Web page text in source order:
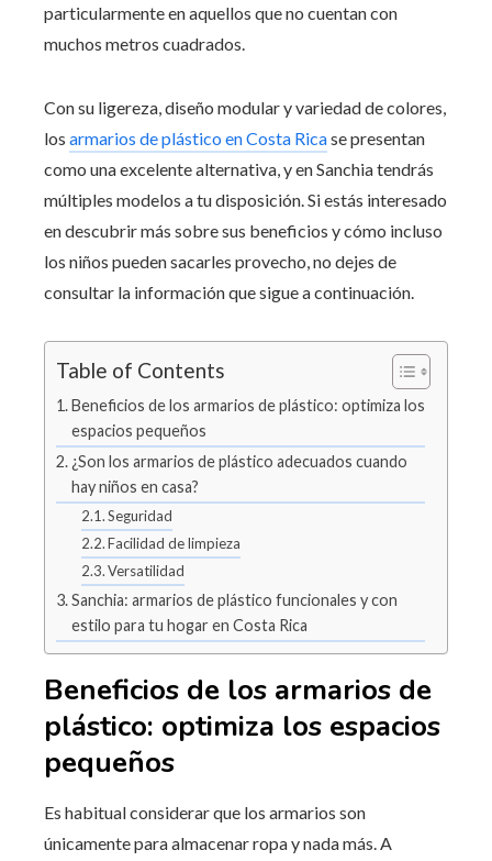
particularmente en aquellos que no cuentan con
muchos metros cuadrados.
Con su ligereza, diseño modular y variedad de colores,
los armarios de plástico en Costa Ricase presentan
como una excelente alternativa, y en Sanchia tendrás
múltiples modelos a tu disposición. Si estás interesado
en descubrir más sobre sus beneficios y cómo incluso
los niños pueden sacarles provecho, no dejes de
consultar la información que sigue a continuación.
Table of Contents
Beneficios de los armarios de plástico: optimiza los
espacios pequeños
¿Son los armarios de plástico adecuados cuando
hay niños en casa?
Seguridad
Facilidad de limpieza
Versatilidad
Sanchia: armarios de plástico funcionales y con
estilo para tu hogar en Costa Rica
Beneficios de los armarios de
plástico: optimiza los espacios
pequeños
Es habitual considerar que los armarios son
únicamente para almacenar ropa y nada más. A